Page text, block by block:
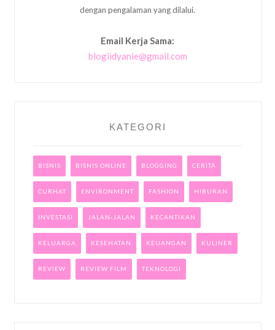
dengan pengalaman yang dilalui.
Email Kerja Sama:
blogiidyanie@gmail.com
KATEGORI
BISNIS BISNIS ONLINE BLOGGING CERITA
CURHAT ENVIRONMENT FASHION HIBURAN
INVESTASI JALAN-JALAN KECANTIKAN
KELUARGA KESEHATAN KEUANGAN KULINER
REVIEW REVIEW FILM TEKNOLOGI